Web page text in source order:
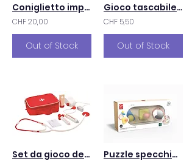
Coniglietto impilabile
CHF 20,00
Out of Stock
Gioco tascabile 2in1
CHF 5,50
Out of Stock
Set da gioco del piccolo dottore Puzzle specchio montessoriano